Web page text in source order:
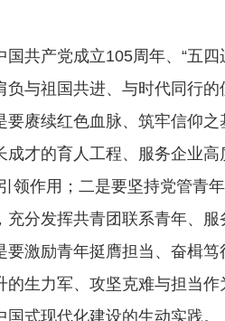
国共产党成立105周年、“五
负与祖国共进、与时代同行
赓续红色血脉、筑牢信仰
成才的育人工程、服务企业
领作用；二是要坚持党管青
充分发挥共青团联系青年、
要激励青年挺膺担当、奋楫
的生力军、攻坚克难与担当
式现代化建设的生动实践。